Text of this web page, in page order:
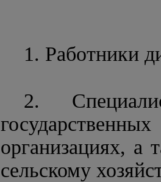
1. Работники
2.
организациях, а
сельскому